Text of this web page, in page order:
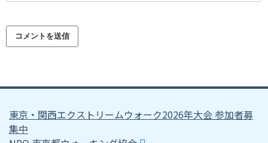
東京・関西エクストリームウォーク2026年大会 参加者募
集中